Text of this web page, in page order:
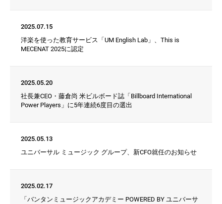
2025.07.15
洋楽を使った教育サービス「UM English Lab」、This is
MECENAT 2025に認定
2025.05.20
社長兼CEO・藤倉尚 米ビルボード誌「Billboard International
Power Players」に5年連続6度目の選出
2025.05.13
ユニバーサル ミュージック グループ、新CFO就任のお知らせ
2025.02.17
「バンタンミュージックアカデミー POWERED BY ユニバーサ